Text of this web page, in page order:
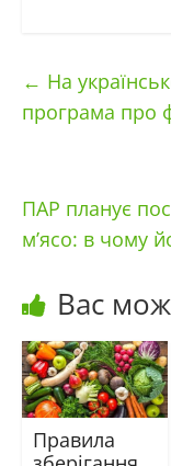
← На
програма про
ПАР планує
м’ясо: в чому
Вас
Правила